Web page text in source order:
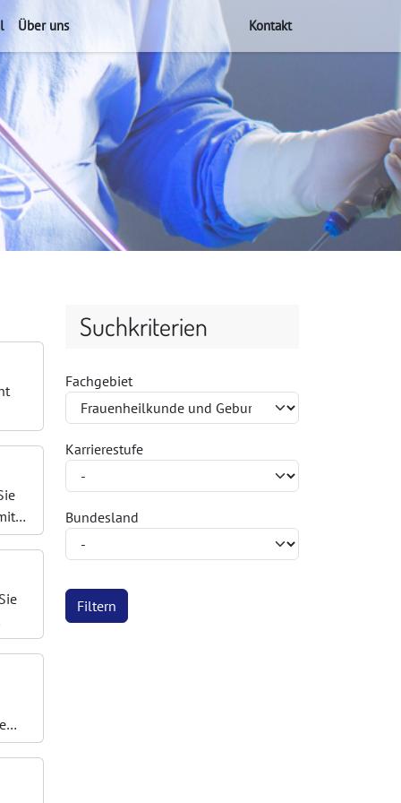
Über uns Kontakt
Suchkriterien
Fachgebiet
Karrierestufe
Bundesland
Filtern